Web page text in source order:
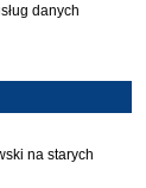
danych
na starych